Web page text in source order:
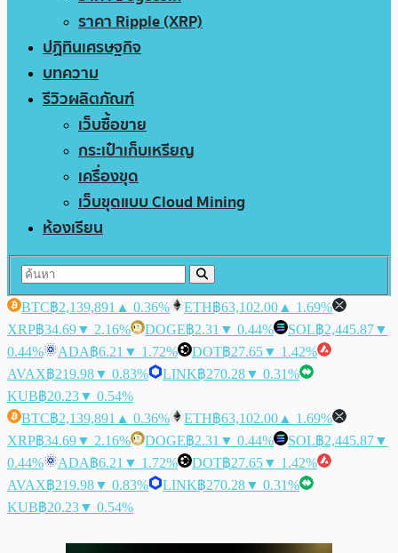
ราคา Ripple (XRP)
ปฏิทินเศรษฐกิจ
บทความ
รีวิวผลิตภัณฑ์
เว็บซื้อขาย
กระเป๋าเก็บเหรียญ
เครื่องขุด
เว็บขุดแบบ Cloud Mining
ห้องเรียน
BTC฿2,139,891 ▲ 0.36% ETH฿63,102.00 ▲ 1.69%
XRP฿34.69▼ 2.16% DOGE฿2.31 ▼ 0.44% SOL฿2,445.87▼
0.44%
ADA฿6.21 ▼ 1.72% DOT฿27.65▼ 1.42%
AVAX฿219.98▼ 0.83% LINK฿270.28▼ 0.31%
KUB฿20.23▼ 0.54%
BTC฿2,139,891 ▲ 0.36% ETH฿63,102.00 ▲ 1.69%
XRP฿34.69▼ 2.16% DOGE฿2.31 ▼ 0.44% SOL฿2,445.87▼
0.44%
ADA฿6.21 ▼ 1.72% DOT฿27.65▼ 1.42%
AVAX฿219.98▼ 0.83% LINK฿270.28▼ 0.31%
KUB฿20.23▼ 0.54%